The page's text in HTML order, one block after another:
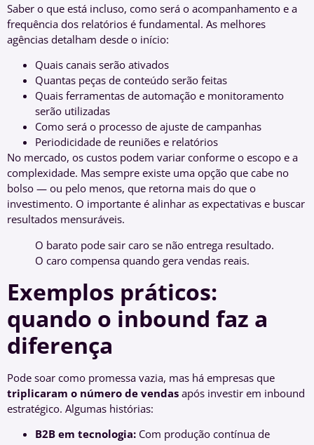
Saber o que está incluso, como será o acompanhamento e a
frequência dos relatórios é fundamental. As melhores
agências detalham desde o início:
Quais canais serão ativados
Quantas peças de conteúdo serão feitas
Quais ferramentas de automação e monitoramento
serão utilizadas
Como será o processo de ajuste de campanhas
Periodicidade de reuniões e relatórios
No mercado, os custos podem variar conforme o escopo e a
complexidade. Mas sempre existe uma opção que cabe no
bolso — ou pelo menos, que retorna mais do que o
investimento. O importante é alinhar as expectativas e buscar
resultados mensuráveis.
O barato pode sair caro se não entrega resultado.
O caro compensa quando gera vendas reais.
Exemplos práticos:
quando o inbound faz a
diferença
Pode soar como promessa vazia, mas há empresas que
triplicaram o número de vendas após investir em inbound
estratégico. Algumas histórias:
B2B em tecnologia: Com produção contínua de